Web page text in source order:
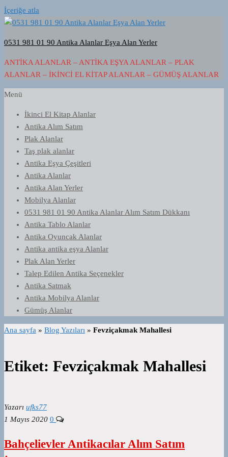
İçeriğe atla
0531 981 01 90 Antika Alanlar Eşya Alan Yerler
ANTIKA ALANLAR – ANTIKA EŞYA ALANLAR – PLAK
ALANLAR – İKINCI EL KITAP ALANLAR – GÜMÜŞ ALANLAR
Menü
İkinci El Kitap Alanlar
Antika Alım Satım
Plak Alanlar
Taş plak alanlar
Antika Eşya Çeşitleri
Antika Alanlar
Antika Alan Yerler
Mobilya Alanlar
0531 981 01 90 Antika Alanlar Alım Satım Dükkanı
Antika Tablo Alanlar
Antika Oyuncak Alanlar
Antika antika eşya Alanlar
Plak Alan Yerler
Talep Edilen Antika Seçenekler
Antika Satmak
Antika Mobilya Alanlar
Gümüş Alanlar
Ana sayfa » Blog Yazıları » Fevziçakmak Mahallesi
Etiket: Fevziçakmak Mahallesi
Yazarı ufks77
1 Mayıs 2020 0
Bahçelievler Antikacılar Alım Satım